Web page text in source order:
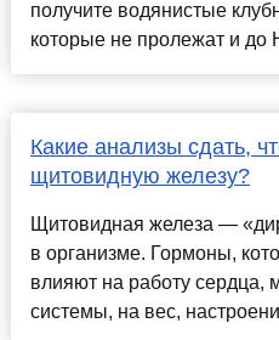
получите водянистые
которые не пролежат и до
Какие анализы сдать,
щитовидную железу?
Щитовидная железа —
в организме. Гормоны,
влияют на работу сердца,
системы, на вес,